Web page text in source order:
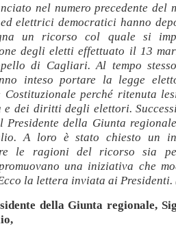
nel numero precedente del
elettrici democratici hanno
un ricorso col quale si
degli eletti effettuato il 13
di Cagliari. Al tempo
inteso portare la legge
Costituzionale perché ritenuta
dei diritti degli elettori.
Presidente della Giunta
A loro è stato chiesto un
le ragioni del ricorso sia
una iniziativa che
la lettera inviata ai Presidenti.
della Giunta regionale,